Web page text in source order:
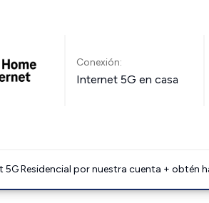
Conexión:
Internet 5G en casa
5G Residencial por nuestra cuenta + obtén